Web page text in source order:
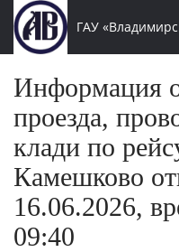
ГАУ
Информация
проезда,
клади по
Камешково
16.06.2026,
09:40